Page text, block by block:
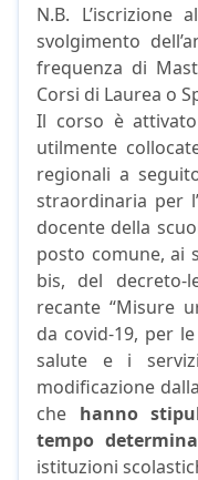
N.B.
svolgimento
frequenza di
Corsi di Laurea o
Il corso è
utilmente
regionali a
straordinaria per
docente della
posto comune, ai
bis, del decreto-
recante “Misure
da covid-19, per
salute e i
modificazione
che hanno
tempo
istituzioni